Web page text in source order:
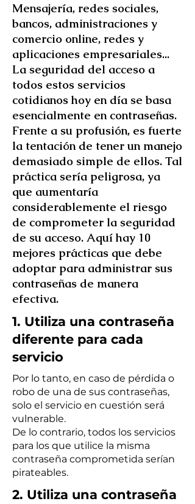
Mensajería, redes sociales,
bancos, administraciones y
comercio online, redes y
aplicaciones empresariales...
La seguridad del acceso a
todos estos servicios
cotidianos hoy en día se basa
esencialmente en contraseñas.
Frente a su profusión, es fuerte
la tentación de tener un manejo
demasiado simple de ellos. Tal
práctica sería peligrosa, ya
que aumentaría
considerablemente el riesgo
de comprometer la seguridad
de su acceso. Aquí hay 10
mejores prácticas que debe
adoptar para administrar sus
contraseñas de manera
efectiva.
1. Utiliza una contraseña
diferente para cada
servicio
Por lo tanto, en caso de pérdida o
robo de una de sus contraseñas,
solo el servicio en cuestión será
vulnerable.
De lo contrario, todos los servicios
para los que utilice la misma
contraseña comprometida serían
pirateables.
2. Utiliza una contraseña